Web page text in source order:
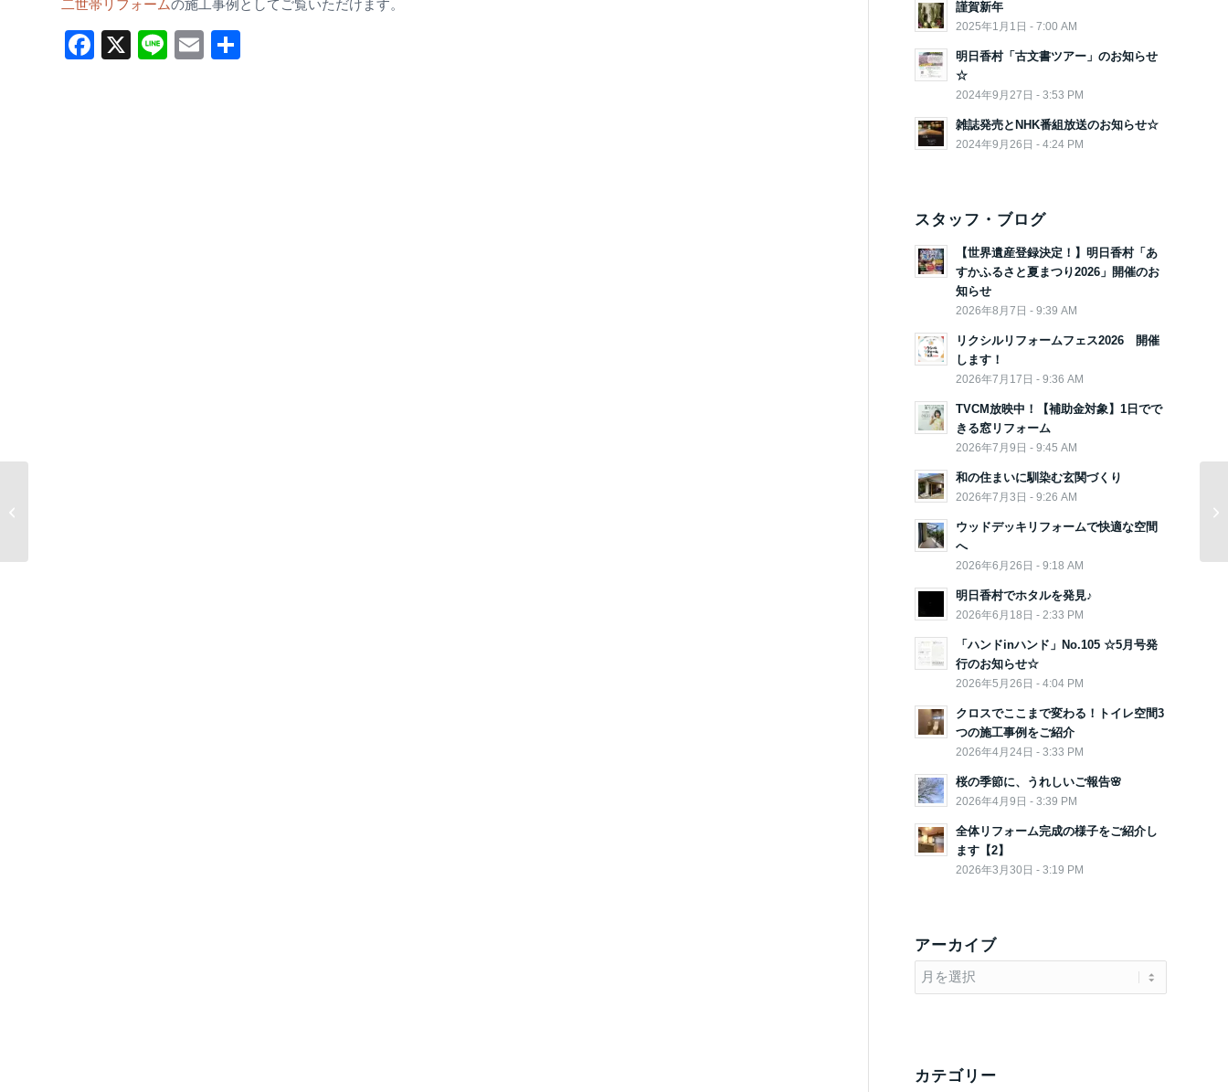
二世帯リフォームの施工事例としてご覧いただけます。
Facebook
X LineEmail
謹賀新年
2025年1月1日 - 7:00 AM
明日香村「古文書ツアー」のお知らせ
☆
2024年9月27日 - 3:53 PM
雑誌発売とNHK番組放送のお知らせ☆
2024年9月26日 - 4:24 PM
スタッフ・ブログ
【世界遺産登録決定！】明日香村「あ
すかふるさと夏まつり2026」開催のお
知らせ
2026年8月7日 - 9:39 AM
リクシルリフォームフェス2026 開催
します！
2026年7月17日 - 9:36 AM
TVCM放映中！【補助金対象】1日でで
きる窓リフォーム
2026年7月9日 - 9:45 AM
和の住まいに馴染む玄関づくり
2026年7月3日 - 9:26 AM
ウッドデッキリフォームで快適な空間
へ
2026年6月26日 - 9:18 AM
明日香村でホタルを発見♪
2026年6月18日 - 2:33 PM
「ハンドinハンド」No.105 ☆5月号発
行のお知らせ☆
2026年5月26日 - 4:04 PM
クロスでここまで変わる！トイレ空間3
つの施工事例をご紹介
2026年4月24日 - 3:33 PM
桜の季節に、うれしいご報告🌸
2026年4月9日 - 3:39 PM
全体リフォーム完成の様子をご紹介し
ます【2】
2026年3月30日 - 3:19 PM
アーカイブ
カテゴリー